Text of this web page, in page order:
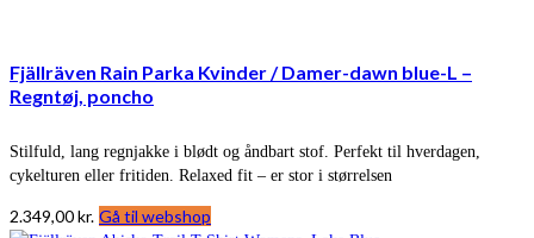
Fjällräven Rain Parka Kvinder / Damer-dawn blue-L –
Regntøj, poncho
Stilfuld, lang regnjakke i blødt og åndbart stof. Perfekt til hverdagen,
cykelturen eller fritiden. Relaxed fit – er stor i størrelsen
2.349,00kr. Gå til webshop